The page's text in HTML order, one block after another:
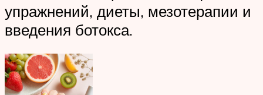
упражнений, диеты, мезотерапии и
введения ботокса.